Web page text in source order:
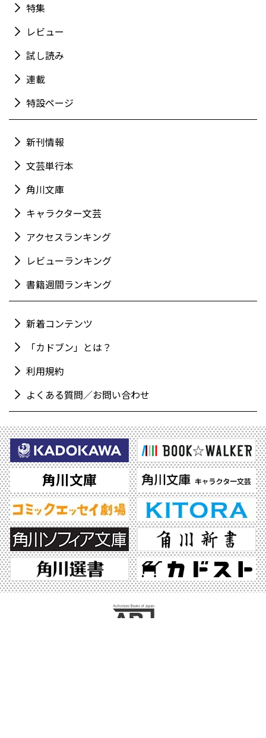
特集
レビュー
試し読み
連載
特設ページ
新刊情報
文芸単行本
角川文庫
キャラクター文芸
アクセスランキング
レビューランキング
書籍週間ランキング
新着コンテンツ
「カドブン」とは？
利用規約
よくある質問／お問い合わせ